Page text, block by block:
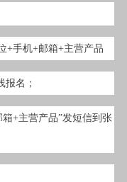
+手机+邮箱+主营产品
名；
+主营产品”发短信到张